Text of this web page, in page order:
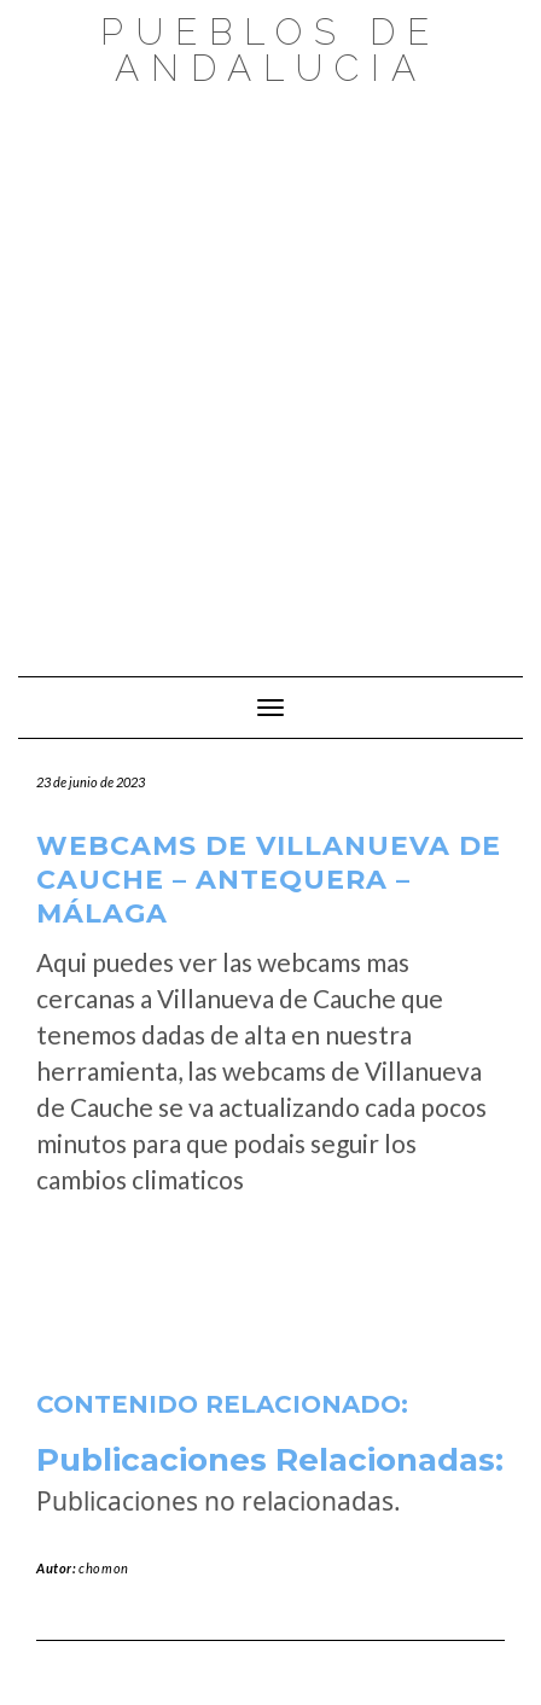
PUEBLOS DE
ANDALUCIA
Cambiar modo de navegación
23 de junio de 2023
WEBCAMS DE VILLANUEVA DE
CAUCHE – ANTEQUERA –
MÁLAGA
Aqui puedes ver las webcams mas
cercanas a Villanueva de Cauche que
tenemos dadas de alta en nuestra
herramienta, las webcams de Villanueva
de Cauche se va actualizando cada pocos
minutos para que podais seguir los
cambios climaticos
CONTENIDO RELACIONADO:
Publicaciones Relacionadas:
Publicaciones no relacionadas.
Autor:chomon